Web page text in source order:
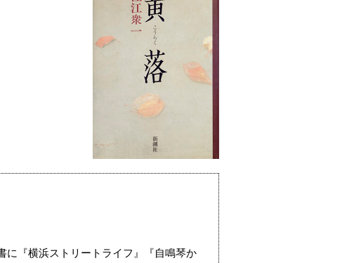
に『横浜ストリートライフ』『自鳴琴か